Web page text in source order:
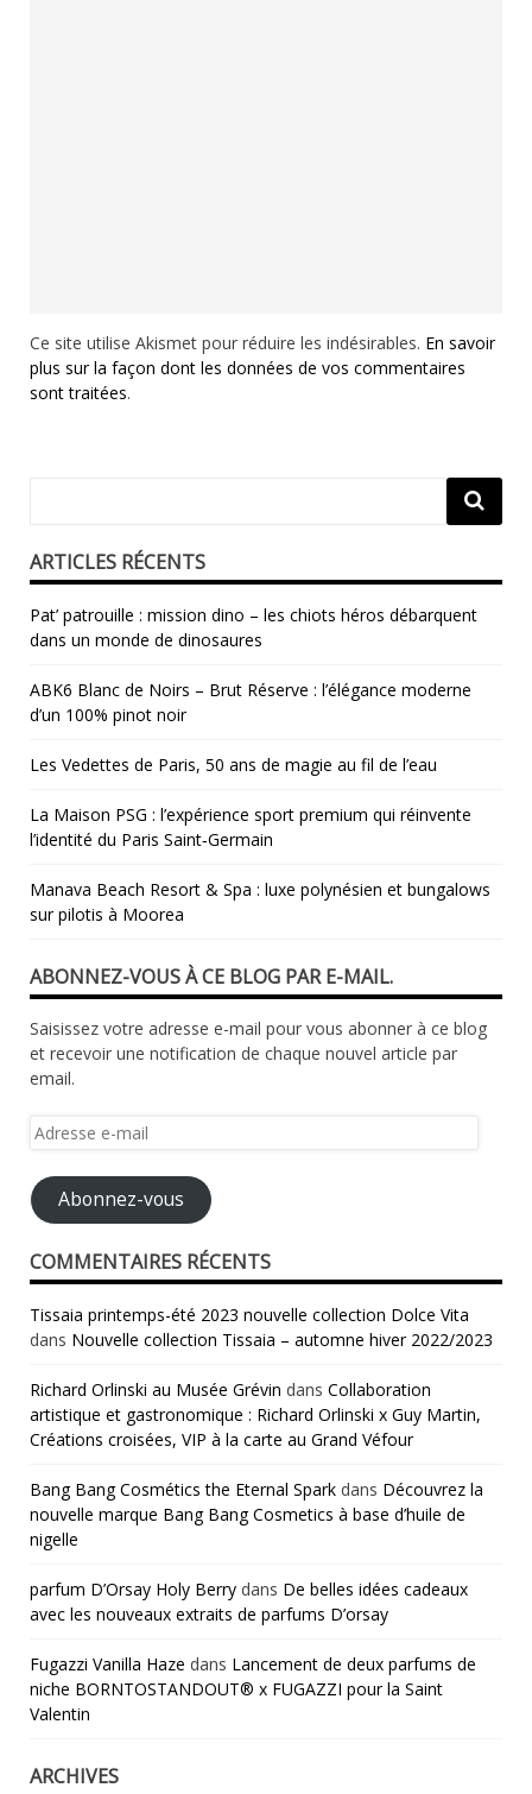
Ce site utilise Akismet pour réduire les indésirables. En savoir
plus sur la façon dont les données de vos commentaires
sont traitées.
ARTICLES RÉCENTS
Pat’ patrouille : mission dino – les chiots héros débarquent
dans un monde de dinosaures
ABK6 Blanc de Noirs – Brut Réserve : l’élégance moderne
d’un 100% pinot noir
Les Vedettes de Paris, 50 ans de magie au fil de l’eau
La Maison PSG : l’expérience sport premium qui réinvente
l’identité du Paris Saint‑Germain
Manava Beach Resort & Spa : luxe polynésien et bungalows
sur pilotis à Moorea
ABONNEZ-VOUS À CE BLOG PAR E-MAIL.
Saisissez votre adresse e-mail pour vous abonner à ce blog
et recevoir une notification de chaque nouvel article par
email.
Adresse
mail
Abonnez-vous
COMMENTAIRES RÉCENTS
Tissaia printemps-été 2023 nouvelle collection Dolce Vita
dans Nouvelle collection Tissaia – automne hiver 2022/2023
Richard Orlinski au Musée Grévin dans Collaboration
artistique et gastronomique : Richard Orlinski x Guy Martin,
Créations croisées, VIP à la carte au Grand Véfour
Bang Bang Cosmétics the Eternal Spark dans Découvrez la
nouvelle marque Bang Bang Cosmetics à base d’huile de
nigelle
parfum D’Orsay Holy Berry dans De belles idées cadeaux
avec les nouveaux extraits de parfums D’orsay
Fugazzi Vanilla Haze dans Lancement de deux parfums de
niche BORNTOSTANDOUT® x FUGAZZI pour la Saint
Valentin
ARCHIVES